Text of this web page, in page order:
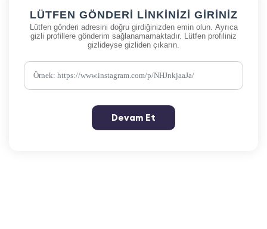
LÜTFEN GÖNDERI LINKINIZI GIRINIZ
Lütfen gönderi adresini doğru girdiğinizden emin olun. Ayrıca
gizli profillere gönderim sağlanamamaktadır. Lütfen profiliniz
gizlideyse gizliden çıkarın.
Devam Et